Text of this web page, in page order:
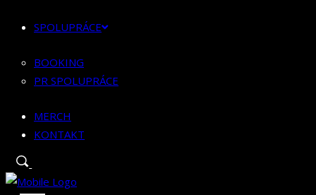
MERCH
SPOLUPRÁCE
BOOKING
PR SPOLUPRÁCE
MERCH
KONTAKT